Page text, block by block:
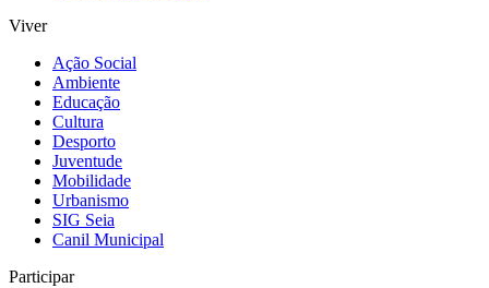
Viver
Ação Social
Ambiente
Educação
Cultura
Desporto
Juventude
Mobilidade
Urbanismo
SIG Seia
Canil Municipal
Participar